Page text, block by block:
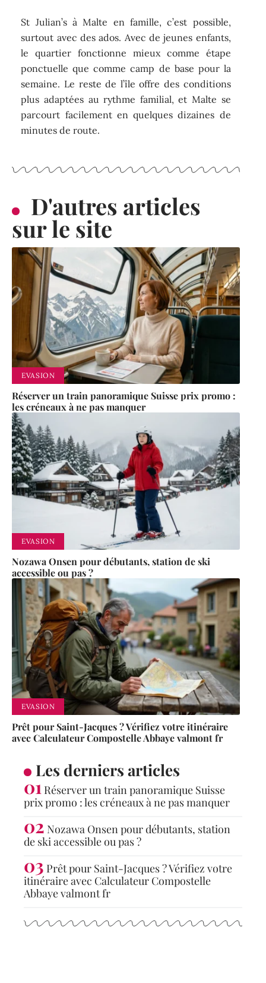
St Julian’s à Malte en famille, c’est possible,
surtout avec des ados. Avec de jeunes enfants,
le quartier fonctionne mieux comme étape
ponctuelle que comme camp de base pour la
semaine. Le reste de l’île offre des conditions
plus adaptées au rythme familial, et Malte se
parcourt facilement en quelques dizaines de
minutes de route.
D'autres articles
sur le site
EVASION
Réserver un train panoramique Suisse prix promo :
les créneaux à ne pas manquer
EVASION
Nozawa Onsen pour débutants, station de ski
accessible ou pas ?
EVASION
Prêt pour Saint-Jacques ? Vérifiez votre itinéraire
avec Calculateur Compostelle Abbaye valmont fr
Les derniers articles
Réserver un train panoramique Suisse
prix promo : les créneaux à ne pas manquer
Nozawa Onsen pour débutants, station
de ski accessible ou pas ?
Prêt pour Saint-Jacques ? Vérifiez votre
itinéraire avec Calculateur Compostelle
Abbaye valmont fr